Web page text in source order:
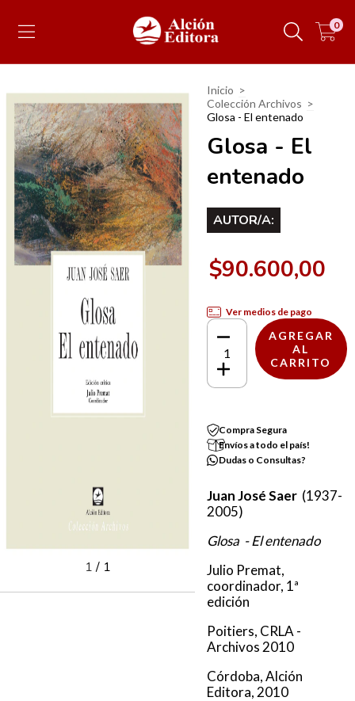
0
1/ 1
Inicio >
Colección Archivos >
Glosa - El entenado
Glosa - El
entenado
AUTOR/A:
$90.600,00
Ver medios de pago
Compra Segura
Envíos a todo el país!
Dudas o Consultas?
Juan José Saer (1937-
2005)
Glosa - El entenado
Julio Premat,
coordinador, 1ª
edición
Poitiers, CRLA -
Archivos 2010
Córdoba, Alción
Editora, 2010